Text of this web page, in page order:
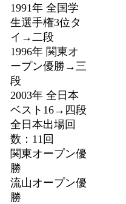
1991年 全国学
生選手権3位タ
イ→二段
1996年 関東オ
ープン優勝→三
段
2003年 全日本
ベスト16→四段
全日本出場回
数：11回
関東オープン優
勝
流山オープン優
勝